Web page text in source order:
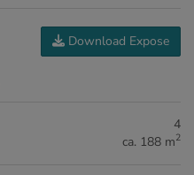
Download Expose
4
ca. 188 m2